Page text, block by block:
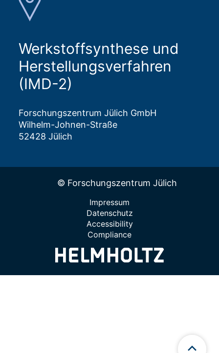
Werkstoffsynthese und
Herstellungsverfahren
(IMD-2)
Forschungszentrum Jülich GmbH
Wilhelm-Johnen-Straße
52428 Jülich
© Forschungszentrum Jülich
Impressum
Datenschutz
Accessibility
Compliance